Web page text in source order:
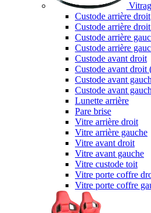
Custode arrière droit
Custode arrière
Custode arrière
Custode arrière
Custode avant droit
Custode avant droit
Custode avant
Custode avant
Lunette arrière
Pare brise
Vitre arrière droit
Vitre arrière gauche
Vitre avant droit
Vitre avant gauche
Vitre custode toit
Vitre porte coffre
Vitre porte coffre